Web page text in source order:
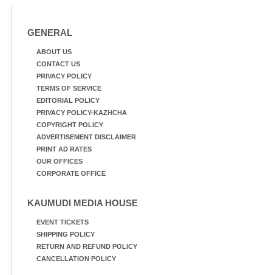
GENERAL
ABOUT US
CONTACT US
PRIVACY POLICY
TERMS OF SERVICE
EDITORIAL POLICY
PRIVACY POLICY-KAZHCHA
COPYRIGHT POLICY
ADVERTISEMENT DISCLAIMER
PRINT AD RATES
OUR OFFICES
CORPORATE OFFICE
KAUMUDI MEDIA HOUSE
EVENT TICKETS
SHIPPING POLICY
RETURN AND REFUND POLICY
CANCELLATION POLICY